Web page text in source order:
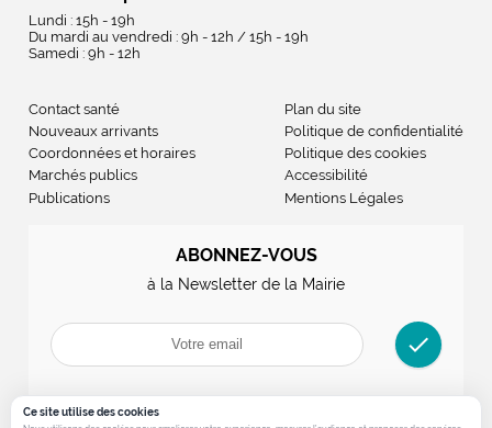
Lundi : 15h - 19h
Du mardi au vendredi : 9h - 12h / 15h - 19h
Samedi : 9h - 12h
Contact santé
Nouveaux arrivants
Coordonnées et horaires
Marchés publics
Publications
Plan du site
Politique de confidentialité
Politique des cookies
Accessibilité
Mentions Légales
ABONNEZ-VOUS
à la Newsletter de la Mairie
check
Ce site utilise des cookies